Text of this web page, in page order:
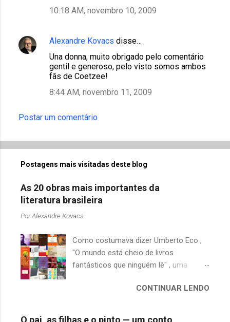
10:18 AM, novembro 10, 2009
Alexandre Kovacs disse…
Una donna, muito obrigado pelo comentário
gentil e generoso, pelo visto somos ambos
fãs de Coetzee!
8:44 AM, novembro 11, 2009
Postar um comentário
Postagens mais visitadas deste blog
As 20 obras mais importantes da
literatura brasileira
PorAlexandre Kovacs
Como costumava dizer Umberto Eco ,
"O mundo está cheio de livros
fantásticos que ninguém lê" , uma
quando falamos de clássicos da
escritores brasileiros, somos forçados
CONTINUAR LENDO
O pai, as filhas e o pinto — um conto